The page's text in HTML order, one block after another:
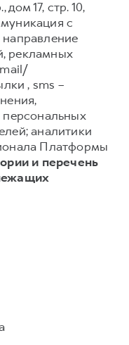
17, стр. 10,
с
рекламных
, sms –
аналитики
Платформы
и перечень